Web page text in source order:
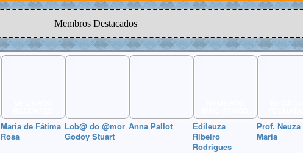
Membros Destacados
Maria de Fátima
Rosa
Lob@ do @mor
Godoy Stuart
Anna Pallot
Edileuza
Ribeiro
Rodrigues
Prof. Neuza
Maria